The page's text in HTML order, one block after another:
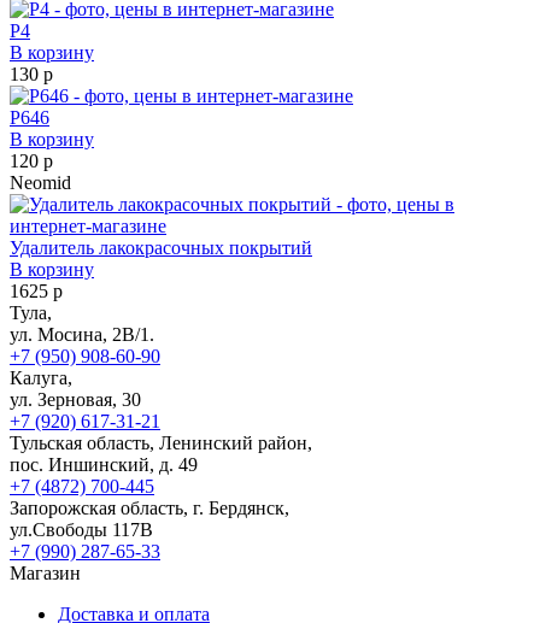
P4
В корзину
130 р
P646
В корзину
120 р
Neomid
Удалитель лакокрасочных покрытий
В корзину
1625 р
Тула,
ул. Мосина, 2В/1.
+7 (950) 908-60-90
Калуга,
ул. Зерновая, 30
+7 (920) 617-31-21
Тульская область, Ленинский район,
пос. Иншинский, д. 49
+7 (4872) 700-445
Запорожская область, г. Бердянск,
ул.Свободы 117В
+7 (990) 287-65-33
Магазин
Доставка и оплата